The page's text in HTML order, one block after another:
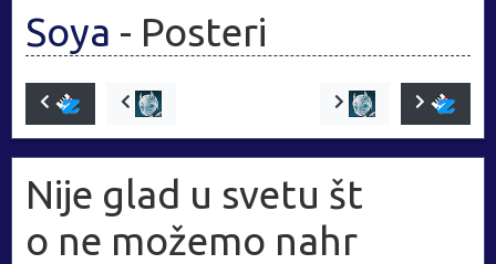
Soya - Posteri
Nije glad u svetu št
o ne možemo nahr